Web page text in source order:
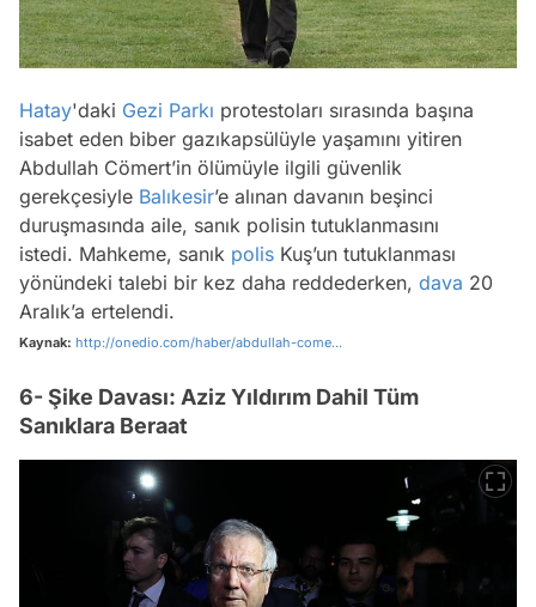
Hatay'daki Gezi Parkı protestoları sırasında başına
isabet eden biber gazıkapsülüyle yaşamını yitiren
Abdullah Cömert’in ölümüyle ilgili güvenlik
gerekçesiyle Balıkesir’e alınan davanın beşinci
duruşmasında aile, sanık polisin tutuklanmasını
istedi. Mahkeme, sanık polis Kuş’un tutuklanması
yönündeki talebi bir kez daha reddederken, dava 20
Aralık’a ertelendi.
Kaynak: http://onedio.com/haber/abdullah-come...
6- Şike Davası: Aziz Yıldırım Dahil Tüm
Sanıklara Beraat